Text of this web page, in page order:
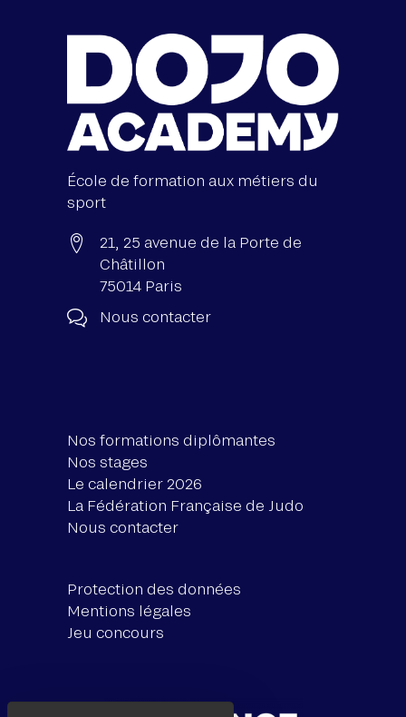
École de formation aux métiers du
sport
21, 25 avenue de la Porte de
Châtillon
75014 Paris
Nous contacter
Nos formations diplômantes
Nos stages
Le calendrier 2026
La Fédération Française de Judo
Nous contacter
Protection des données
Mentions légales
Jeu concours